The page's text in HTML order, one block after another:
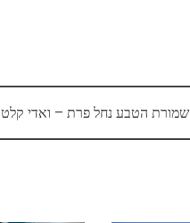
שמורת הטבע נחל פרת – ואדי קלט